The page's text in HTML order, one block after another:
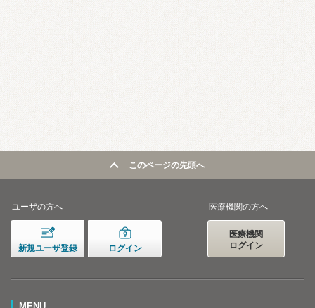
このページの先頭へ
ユーザの方へ
新規ユーザ登録 ログイン
医療機関の方へ
医療機関
ログイン